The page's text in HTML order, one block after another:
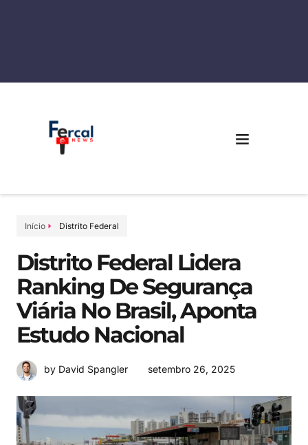
Início Distrito Federal
Distrito Federal Lidera
Ranking De Segurança
Viária No Brasil, Aponta
Estudo Nacional
by David Spangler setembro 26, 2025